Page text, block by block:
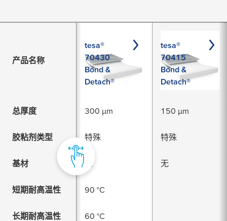
产品名称
tesa®
70430
Bond &
Detach®
tesa®
70415
Bond &
Detach®
总厚度 300 µm 150 µm
胶粘剂类型 特殊 特殊
基材 无 无
短期耐高温性 90 °C
长期耐高温性 60 °C